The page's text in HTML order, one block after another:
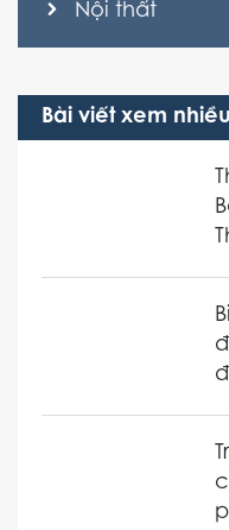
Nội thất
Bài viết xem nhiều